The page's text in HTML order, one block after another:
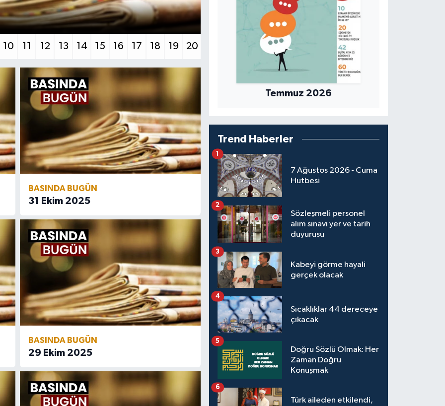
20 Kasım 2025
10 11 12 13 14 15 16 17 18 19 20
BASINDA BUGÜN
31 Ekim 2025
BASINDA BUGÜN
29 Ekim 2025
Temmuz 2026
Trend Haberler
7 Ağustos 2026 - Cuma
Hutbesi
1
Sözleşmeli personel
alım sınavı yer ve tarih
duyurusu
2
Kabeyi görme hayali
gerçek olacak
3
Sıcaklıklar 44 dereceye
çıkacak
4
Doğru Sözlü Olmak: Her
Zaman Doğru
Konuşmak
5
Türk aileden etkilendi,
6